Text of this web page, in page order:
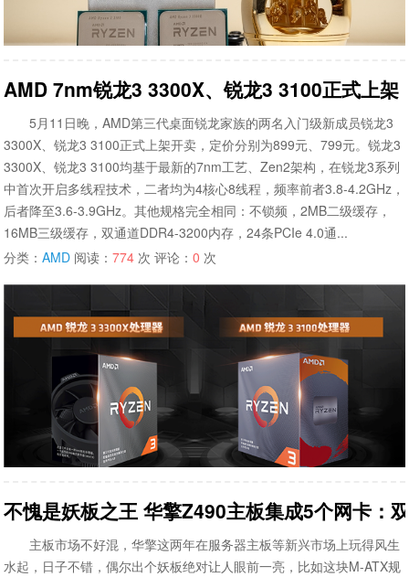
AMD 7nm锐龙3 3300X、锐龙3 3100正式上架
5月11日晚，AMD第三代桌面锐龙家族的两名入门级新成员锐龙3
3300X、锐龙3 3100正式上架开卖，定价分别为899元、799元。锐龙3
3300X、锐龙3 3100均基于最新的7nm工艺、Zen2架构，在锐龙3系列
中首次开启多线程技术，二者均为4核心8线程，频率前者3.8-4.2GHz，
后者降至3.6-3.9GHz。其他规格完全相同：不锁频，2MB二级缓存，
16MB三级缓存，双通道DDR4-3200内存，24条PCIe 4.0通...
分类：AMD 阅读：774 次 评论：0 次
不愧是妖板之王 华擎Z490主板集成5个网卡：
主板市场不好混，华擎这两年在服务器主板等新兴市场上玩得风生
水起，日子不错，偶尔出个妖板绝对让人眼前一亮，比如这块M-ATX规